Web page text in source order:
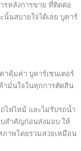
ารหลังการขาย ที่ติดต่อ
นสบายใจได้เลย บูคาร์
คุ้มค่า บูคาร์เซนเตอร์
มั่นใจในทุกการตัดสิน
ไฟไหม้ และไม่รับรถน้ำ
สำคัญก่อนส่งมอบ ให้
าพโดยรวมสวยเหมือน